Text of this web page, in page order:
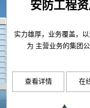
安防工程
实力雄厚，业务覆盖，
为 主营业务的集团公
查看详情 在